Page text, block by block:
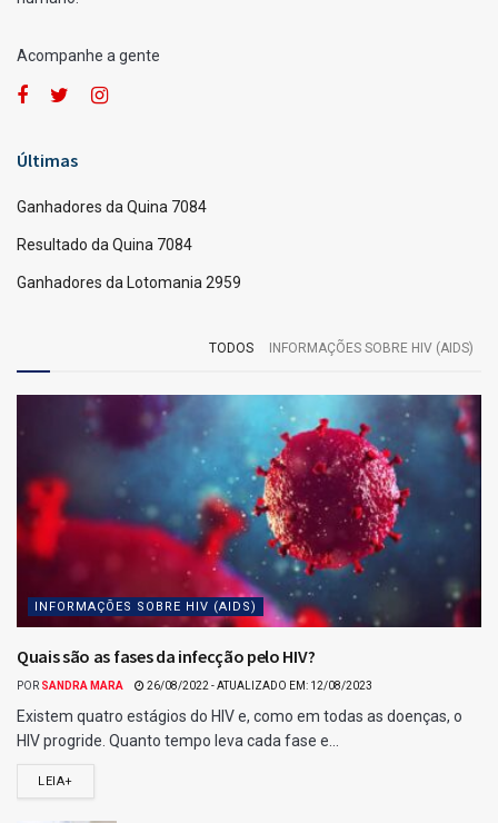
Confira os ganhadores da Quina 6779 do dia 21/07/2025,
conforme divulgado pela Caixa Loterias.
Com 5 acertos, acumulou.
4 acertos: 54 apostas levam R$ 4.892,00 cada.
3 acertos: 3311 apostas levam R$ 76,00 cada.
Confira o resultado da Quina 6779
Para esse jogo, não houveram ganhadores de 5 acertos
Ganhadores com 4 acertos na Quina 6779.
Relacionados para você :)
Resultado da Lotofácil 3754